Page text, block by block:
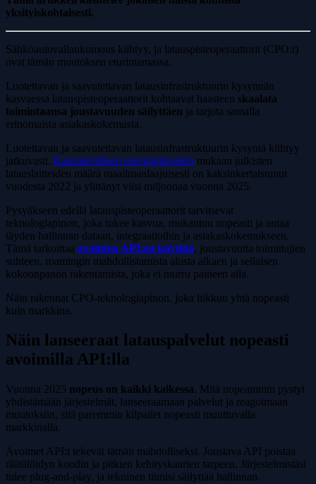
yksityiskohtaisesti.
Sähköautovallankumous kiihtyy, ja latauspisteoperaattorit (CPO:t)
ovat tämän muutoksen eturintamassa.
Luotettavan ja saavutettavan latausinfrastruktuurin kysynnän
kasvaessa latauspisteoperaattorit kohtaavat haasteen skaalata
toimintaansa joustavuuden säilyttäen ja tarjota samalla
erinomaista asiakaskokemusta.
Luotettavan ja saavutettavan latausinfrastruktuurin kysyntä kiihtyy
jatkuvasti. Kansainvälisen energiajärjestön mukaan julkisten
latauslaitteiden määrä maailmanlaajuisesti on kaksinkertaistunut
vuodesta 2022 ja ylittänyt viisi miljoonaa vuonna 2025.
Pysyäkseen edellä latauspisteoperaattorit tarvitsevat
teknologiapinon, joka tukee kasvua, mukautuu nopeasti ja antaa
täyden hallinnan dataan, integraatioihin ja asiakaskokemukseen.
Tämä tarkoittaa avointen API:en käyttöä, joustavuutta toimittajien
suhteen, roamingin mahdollistamista alusta alkaen ja sellaisen
kokoonpanon rakentamista, joka ei murru paineen alla.
Näin rakennat CPO-teknologiapinon, joka liikkuu yhtä nopeasti
kuin markkina.
Näin lanseeraat latauspalvelut nopeasti
avoimilla API:lla
Vuonna 2025 nopeus on kaikki kaikessa. Mitä nopeammin pystyt
yhdistämään järjestelmät, lanseeraamaan palvelut ja reagoimaan
muutoksiin, sitä paremmin kilpailet nopeasti muuttuvalla
markkinalla.
Avoimet API:t tekevät tämän mahdolliseksi. Joustava API poistaa
räätälöidyn koodin ja pitkien kehityskaarien tarpeen. Järjestelmistäsi
tulee plug-and-play, ja tekninen tiimisi säilyttää hallinnan.